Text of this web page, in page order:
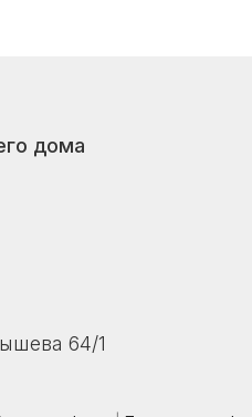
оферта|
офертой. Дизайн, цвет,
на фото и в описании.